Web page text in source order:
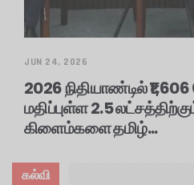
JUN 24, 2026
2026 நிதியாண்டில்
மதிப்புள்ள 2.5
கிளைம்களை தமிழ்...
கல்வி